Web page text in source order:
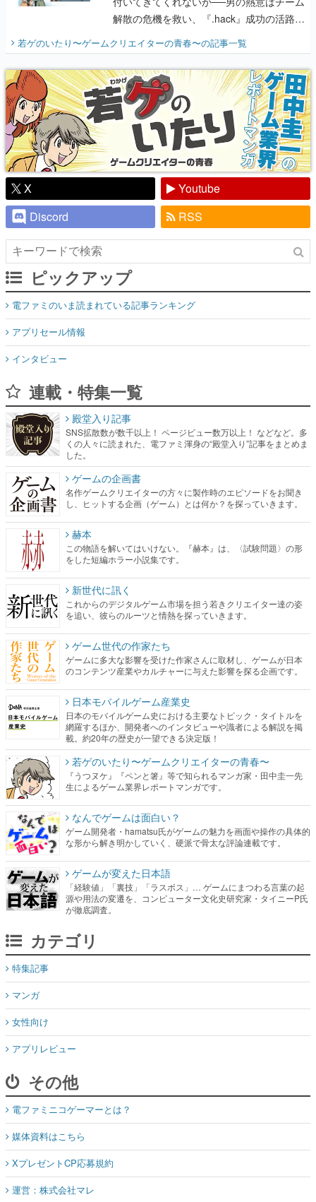
解散の危機を救い、『.hack』成功の活路を
『少年ジャンプ』色だった【若ゲのいた
り】
若ゲのいたり〜ゲームクリエイターの青春〜の記事一覧
X
Youtube
Discord
RSS
ピックアップ
電ファミのいま読まれている記事ランキング
アプリセール情報
インタビュー
連載・特集一覧
殿堂入り記事
SNS拡散数が数千以上！ ページビュー数万以上！ などなど。多
くの人々に読まれた、電ファミ渾身の“殿堂入り”記事をまとめま
した。
ゲームの企画書
名作ゲームクリエイターの方々に製作時のエピソードをお聞き
し、ヒットする企画（ゲーム）とは何か？を探っていきます。
赫本
この物語を解いてはいけない。『赫本』は、〈試験問題〉の形
をした短編ホラー小説集です。
新世代に訊く
これからのデジタルゲーム市場を担う若きクリエイター達の姿
を追い、彼らのルーツと情熱を探っていきます。
ゲーム世代の作家たち
ゲームに多大な影響を受けた作家さんに取材し、ゲームが日本
のコンテンツ産業やカルチャーに与えた影響を探る企画です。
日本モバイルゲーム産業史
日本のモバイルゲーム史における主要なトピック・タイトルを
網羅するほか、開発者へのインタビューや識者による解説を掲
載。約20年の歴史が一望できる決定版！
若ゲのいたり〜ゲームクリエイターの青春〜
『うつヌケ』『ペンと箸』等で知られるマンガ家・田中圭一先
生によるゲーム業界レポートマンガです。
なんでゲームは面白い？
ゲーム開発者・hamatsu氏がゲームの魅力を画面や操作の具体的
な形から解き明かしていく、硬派で骨太な評論連載です。
ゲームが変えた日本語
「経験値」「裏技」「ラスボス」… ゲームにまつわる言葉の起
源や用法の変遷を、コンピューター文化史研究家・タイニーP氏
が徹底調査。
カテゴリ
特集記事
マンガ
女性向け
アプリレビュー
その他
電ファミニコゲーマーとは？
媒体資料はこちら
XプレゼントCP応募規約
運営：株式会社マレ